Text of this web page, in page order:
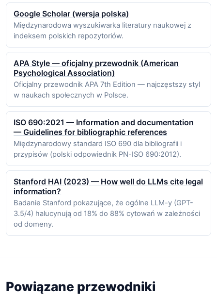
Google Scholar (wersja polska)
Międzynarodowa wyszukiwarka literatury naukowej z
indeksem polskich repozytoriów.
APA Style — oficjalny przewodnik (American
Psychological Association)
Oficjalny przewodnik APA 7th Edition — najczęstszy styl
w naukach społecznych w Polsce.
ISO 690:2021 — Information and documentation
— Guidelines for bibliographic references
Międzynarodowy standard ISO 690 dla bibliografii i
przypisów (polski odpowiednik PN-ISO 690:2012).
Stanford HAI (2023) — How well do LLMs cite legal
information?
Badanie Stanford pokazujące, że ogólne LLM-y (GPT-
3.5/4) halucynują od 18% do 88% cytowań w zależności
od domeny.
Powiązane przewodniki